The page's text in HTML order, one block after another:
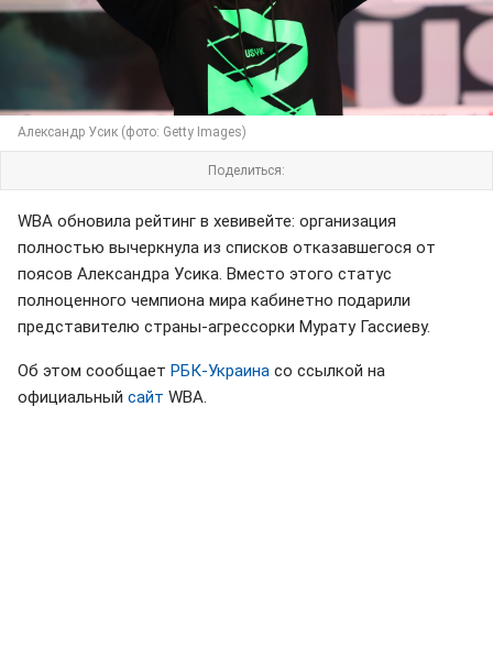
Александр Усик (фото: Getty Images)
Поделиться:
WBA обновила рейтинг в хевивейте: организация
полностью вычеркнула из списков отказавшегося от
поясов Александра Усика. Вместо этого статус
полноценного чемпиона мира кабинетно подарили
представителю страны-агрессорки Мурату Гассиеву.
Об этом сообщает РБК-Украина со ссылкой на
официальный сайт WBA.